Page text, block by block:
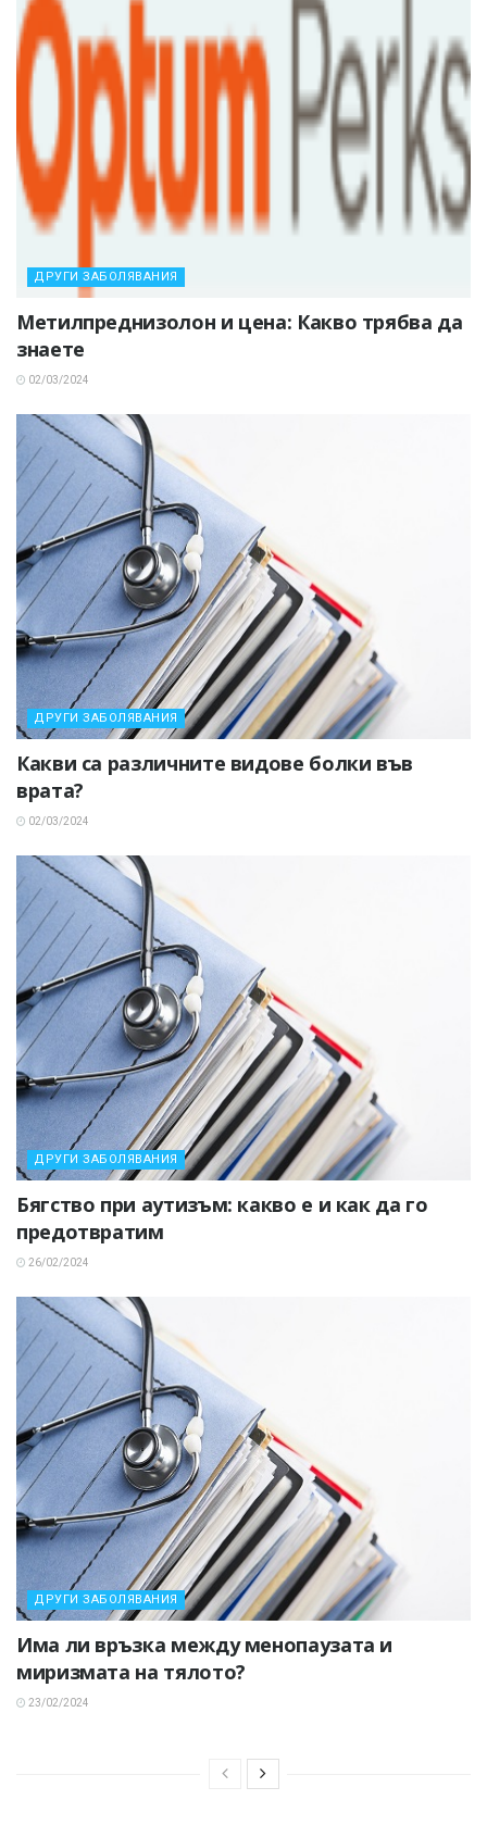
ДРУГИ ЗАБОЛЯВАНИЯ
Метилпреднизолон и цена: Какво трябва да
знаете
02/03/2024
ДРУГИ ЗАБОЛЯВАНИЯ
Какви са различните видове болки във
врата?
02/03/2024
ДРУГИ ЗАБОЛЯВАНИЯ
Бягство при аутизъм: какво е и как да го
предотвратим
26/02/2024
ДРУГИ ЗАБОЛЯВАНИЯ
Има ли връзка между менопаузата и
миризмата на тялото?
23/02/2024